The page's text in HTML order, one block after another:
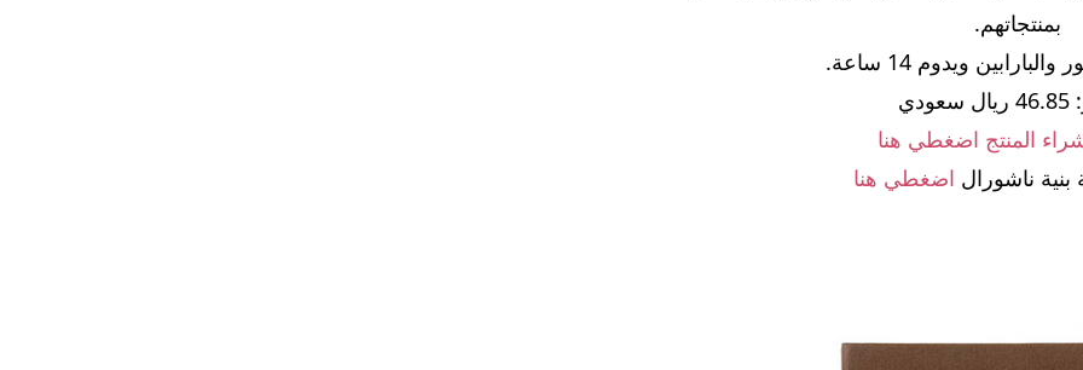
بمنتجاتهم.
ويدوم 14 ساعة.
المنتج اضغطي هنا
ناشورال اضغطي هنا